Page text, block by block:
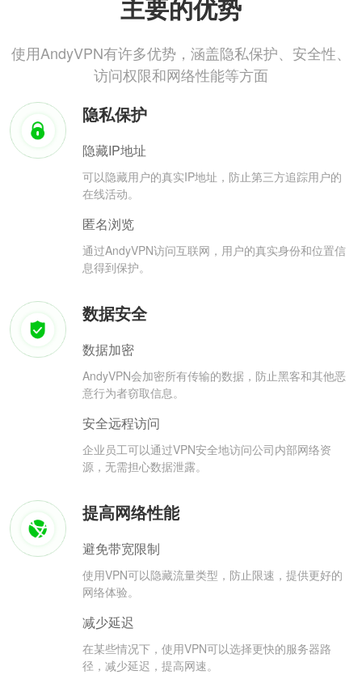
主要的优势
使用AndyVPN有许多优势，涵盖隐私保护、安全性、
访问权限和网络性能等方面
隐私保护
隐藏IP地址
可以隐藏用户的真实IP地址，防止第三方追踪用户的
在线活动。
匿名浏览
通过AndyVPN访问互联网，用户的真实身份和位置信
息得到保护。
数据安全
数据加密
AndyVPN会加密所有传输的数据，防止黑客和其他恶
意行为者窃取信息。
安全远程访问
企业员工可以通过VPN安全地访问公司内部网络资
源，无需担心数据泄露。
提高网络性能
避免带宽限制
使用VPN可以隐藏流量类型，防止限速，提供更好的
网络体验。
减少延迟
在某些情况下，使用VPN可以选择更快的服务器路
径，减少延迟，提高网速。